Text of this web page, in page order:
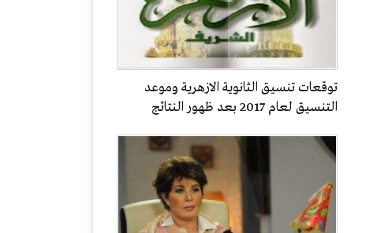
توقعات تنسيق الثانوية الازهرية وموعد
التنسيق لعام 2017 بعد ظهور النتائج